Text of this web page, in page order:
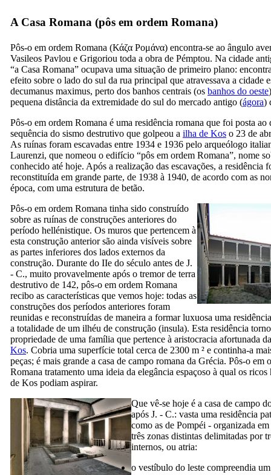
A Casa Romana (pôs em ordem Romana)
Pôs-o em ordem Romana (Κάζα Ρομάνα) encontra-se ao ângulo
Vasileos Pavlou e Grigoriou toda a obra de Pémptou. Na cidade
“a Casa Romana” ocupava uma situação de primeiro plano:
efeito sobre o lado do sul da rua principal que atravessava a cidade
decumanus maximus, perto dos banhos centrais (os banhos do oeste
pequena distância da extremidade do sul do mercado antigo (ágora)
Pôs-o em ordem Romana é uma residência romana que foi posta ao
sequência do sismo destrutivo que golpeou a ilha de Kos o 23 de
As ruínas foram escavadas entre 1934 e 1936 pelo arqueólogo
Laurenzi, que nomeou o edifício “pôs em ordem Romana”, nome
conhecido até hoje. Após a realização das escavações, a residência
reconstituída em grande parte, de 1938 à 1940, de acordo com as
época, com uma estrutura de betão.
Pôs-o em ordem Romana tinha sido construído
sobre as ruínas de construções anteriores do
período hellénistique. Os muros que pertencem à
esta construção anterior são ainda visíveis sobre
as partes inferiores dos lados externos da
construção. Durante do IIe do século antes de J.
- C., muito provavelmente após o tremor de terra
destrutivo de 142, pôs-o em ordem Romana
recibo as características que vemos hoje: todas as
construções dos períodos anteriores foram
reunidas e reconstruídas de maneira a formar luxuosa uma
a totalidade de um ilhéu de construção (insula). Esta residência
propriedade de uma família que pertence à aristocracia afortunada
Kos. Cobria uma superfície total cerca de 2300 m ² e continha-a
peças; é mais grande a casa de campo romana da Grécia. Pôs-o em
Romana tratamento uma ideia da elegância espaçoso à qual os ricos
de Kos podiam aspirar.
Que vê-se hoje é a casa de campo
após J. - C.: vasta uma residência
como as de Pompéi - organizada
três zonas distintas delimitadas por
internos, ou atria:
o vestíbulo do leste compreendia